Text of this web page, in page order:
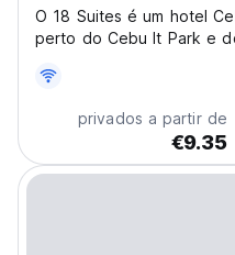
O 18 Suites é um hotel
perto do Cebu It Park e
privados a partir de
€9.35